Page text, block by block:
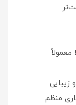
معمولاً
زیبایی
منظم